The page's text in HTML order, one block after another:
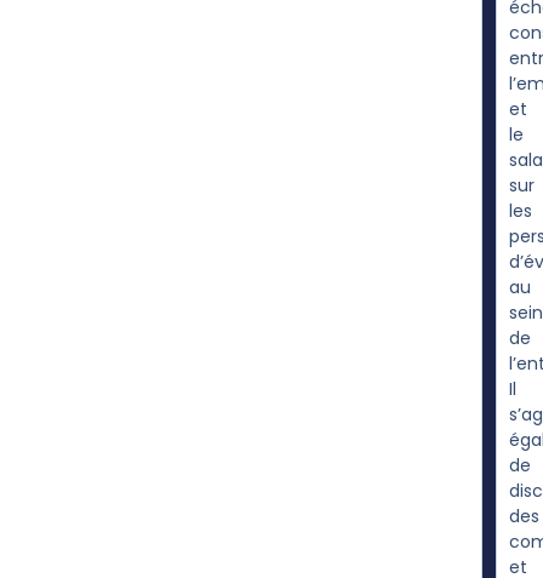
et
le
sur
les
au
sein
de
Il
de
des
et